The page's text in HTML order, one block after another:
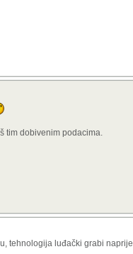
tim dobivenim podacima.
tehnologija luđački grabi